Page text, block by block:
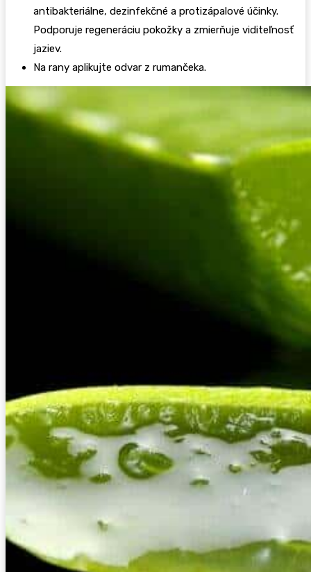
antibakteriálne, dezinfekčné a protizápalové účinky.
Podporuje regeneráciu pokožky a zmierňuje viditeľnosť
jaziev.
Na rany aplikujte odvar z rumančeka.